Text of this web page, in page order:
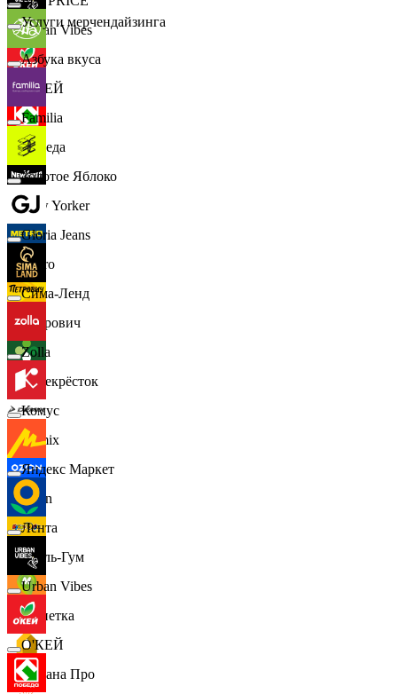
Urban Vibes
О'КЕЙ
Победа
New Yorker
Metro
Петрович
Перекрёсток
Demix
Ozon
Бубль-Гум
Монетка
Лемана Про
Азбука вкуса
Familia
Золотое Яблоко
Gloria Jeans
Сима-Ленд
Zolla
Комус
Яндекс Маркет
Лента
Urban Vibes
О'КЕЙ
Услуги мерчендайзинга